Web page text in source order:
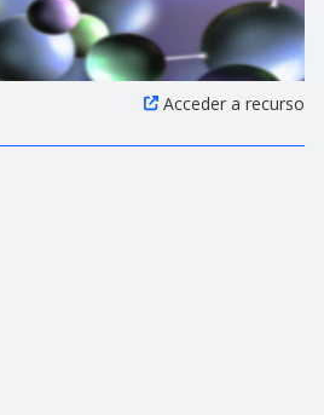
Acceder a recurso